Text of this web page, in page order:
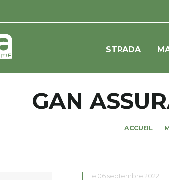
STRADA
GAN
ACCUEIL
Le 06 septembre 2022